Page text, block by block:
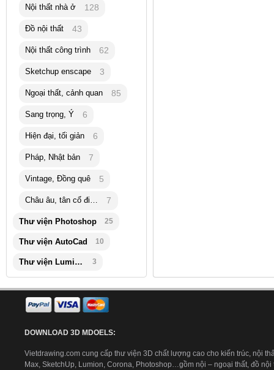
Nội thất nhà ở 128
Đồ nội thất 43
Nội thất công trình 62
Sketchup enscape 3
Ngoại thất, cảnh quan 85
Sang trọng, Ý 6
Hiện đại, tối giản 6
Pháp, Nhật bản 7
Vintage, Đồng quê 5
Châu âu, tân cổ điển 7
Thư viện Photoshop 25
Thư viện AutoCad 10
Thư viện Lumion 3
DOWNLOAD 3D MDOELS:
Vietdrawing.com cung cấp thư viện 3D chất lượng cao cho kiến trúc, nội
Max, SketchUp, Lumion, Corona, Photoshop…gồm nội – ngoại thất, đồ nội